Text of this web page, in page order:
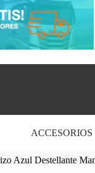
ACCESORIOS
Azul Destellante